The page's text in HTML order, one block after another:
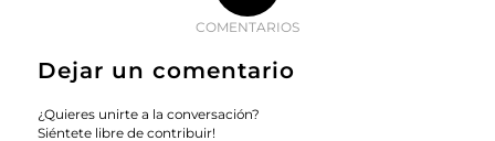
COMENTARIOS
Dejar un comentario
¿Quieres unirte a la conversación?
Siéntete libre de contribuir!